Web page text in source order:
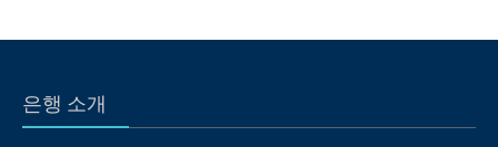
은행 소개